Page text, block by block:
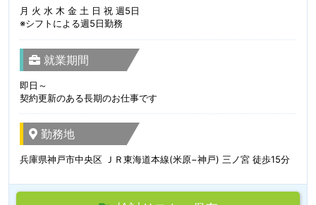
月 火 水 木 金 土 日 祝 週5日
※シフトによる週5日勤務
就業期間
即日～
契約更新のある長期のお仕事です
勤務地
兵庫県神戸市中央区 ＪＲ東海道本線(米原−神戸) 三ノ宮 徒歩15分